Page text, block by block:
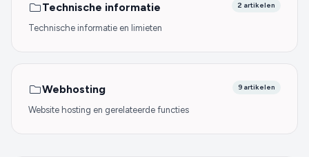
Technische informatie 2 artikelen
Technische informatie en limieten
Webhosting 9 artikelen
Website hosting en gerelateerde functies